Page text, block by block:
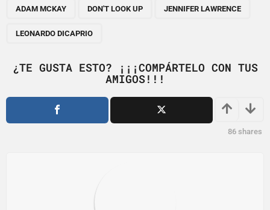
i
o
ADAM MCKAY DON'T LOOK UP JENNIFER LAWRENCE
LEONARDO DICAPRIO
¿TE GUSTA ESTO? ¡¡¡COMPÁRTELO CON TUS
AMIGOS!!!
86 shares